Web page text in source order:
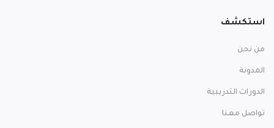
استكشف
من نحن
المدونة
الدورات التدريبية
تواصل معنا